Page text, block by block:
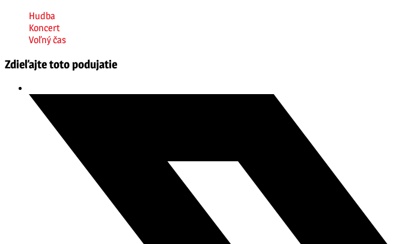
Hudba
Koncert
Voľný čas
Zdieľajte toto podujatie